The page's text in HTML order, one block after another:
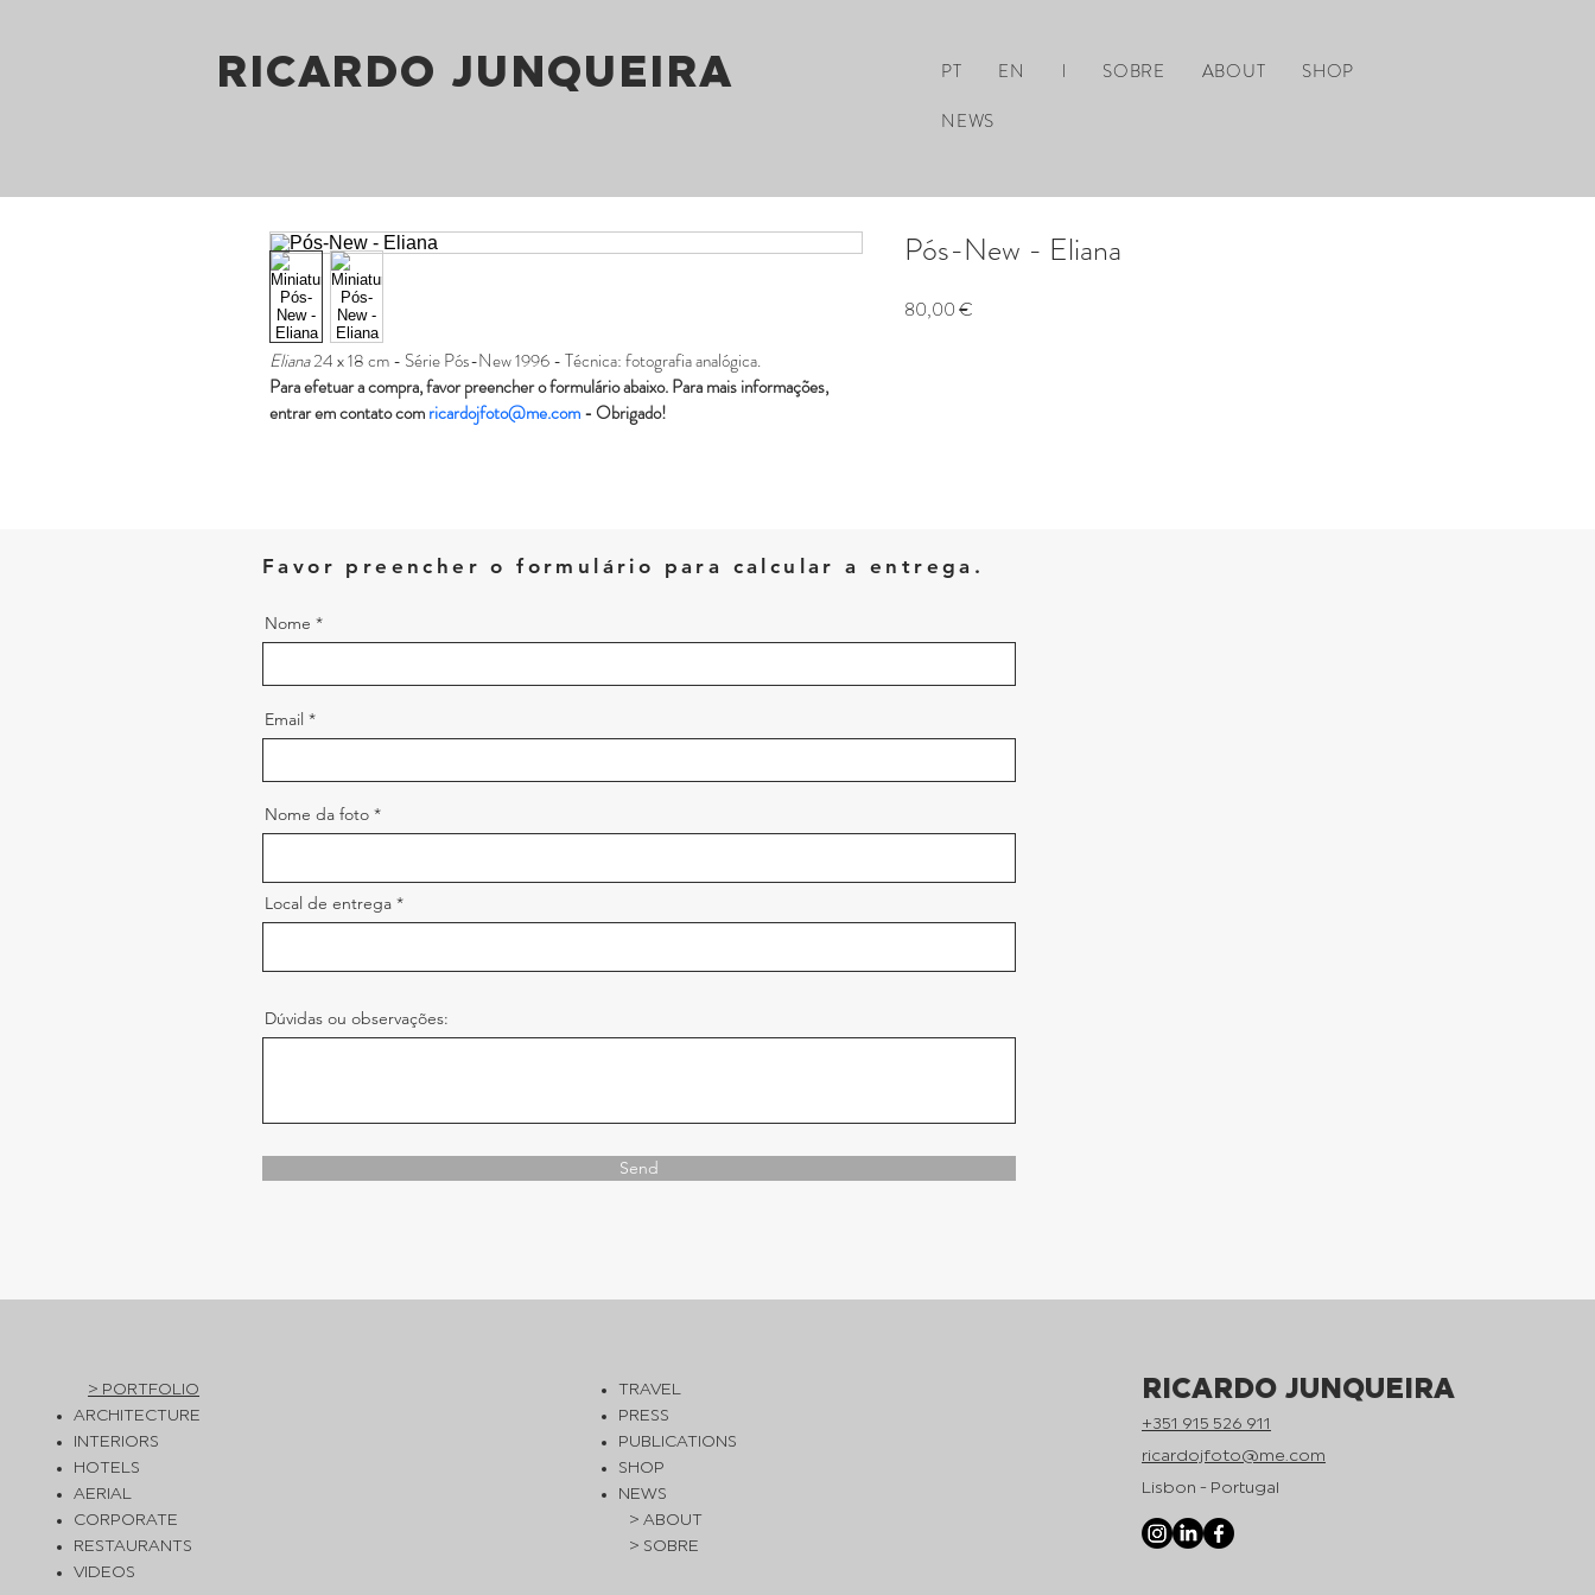
RICARDO JUNQUEIRA PT EN l SOBRE ABOUT
SHOP
NEWS
Eliana 24 x 18 cm - Série Pós-New 1996 - Técnica: fotografia analógica.
Para efetuar a compra, favor preencher o formulário abaixo. Para mais informações,
entrar em contato com ricardojfoto@me.com - Obrigado!
Pós-New - Eliana
80,00 €
Favor preencher o formulário para calcular a entrega.
Nome
Email
Nome da foto
Local de entrega
Dúvidas ou observações:
Send
> PORTFOLIO
ARCHITECTURE
INTERIORS
HOTELS
AERIAL
CORPORATE
RESTAURANTS
VIDEOS
TRAVEL
PRESS
PUBLICATIONS
SHOP
NEWS
> ABOUT
> SOBRE
RICARDO JUNQUEIRA
+351 915 526 911
ricardojfoto@me.com
Lisbon - Portugal